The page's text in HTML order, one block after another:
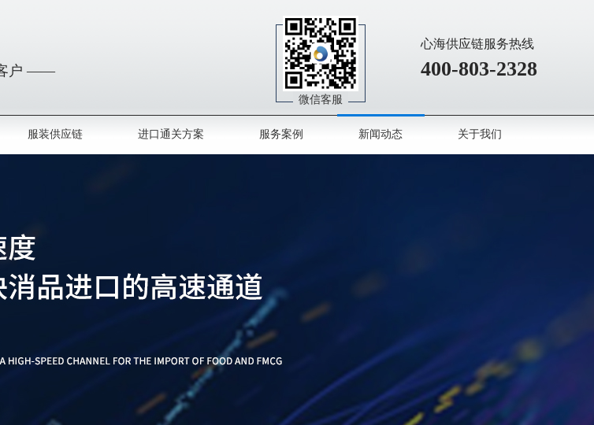
客户 ——
微信客服
心海供应链服务热线
400-803-2328
服装供应链 进口通关方案 服务案例 新闻动态 关于我们